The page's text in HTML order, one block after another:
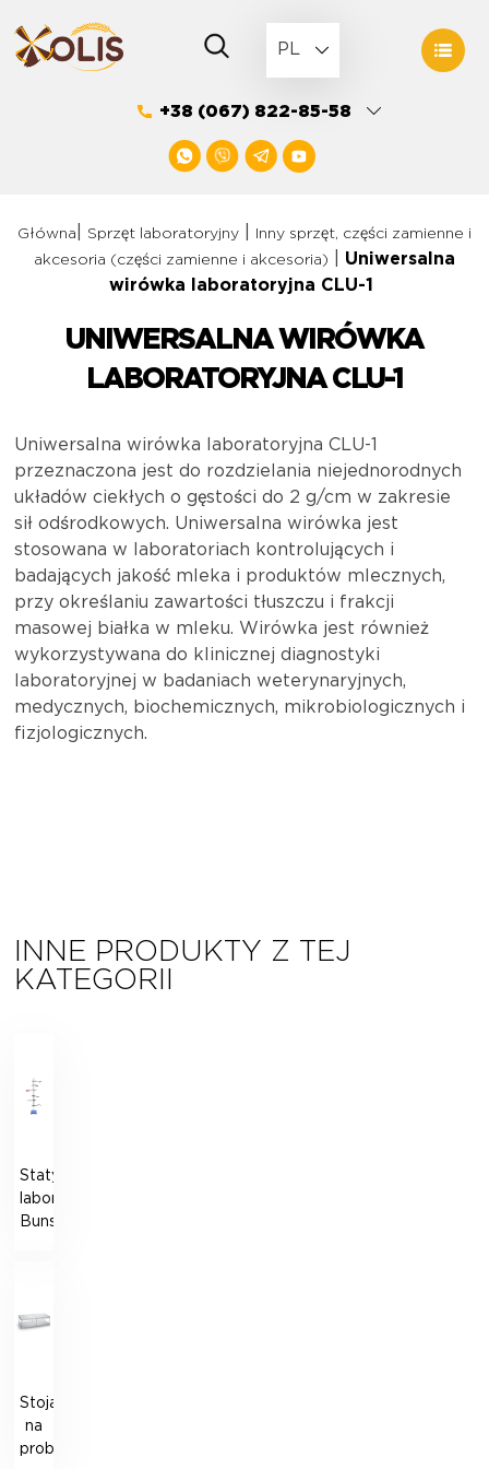
to
content
PL
+38 (067) 822-85-58
Główna Sprzęt laboratoryjny
Inny sprzęt, części zamienne i
akcesoria (części zamienne i akcesoria)
Uniwersalna
wirówka laboratoryjna CLU-1
UNIWERSALNA WIRÓWKA
LABORATORYJNA CLU-1
Uniwersalna wirówka laboratoryjna CLU-1
przeznaczona jest do rozdzielania niejednorodnych
układów ciekłych o gęstości do 2 g/cm w zakresie
sił odśrodkowych. Uniwersalna wirówka jest
stosowana w laboratoriach kontrolujących i
badających jakość mleka i produktów mlecznych,
przy określaniu zawartości tłuszczu i frakcji
masowej białka w mleku. Wirówka jest również
wykorzystywana do klinicznej diagnostyki
laboratoryjnej w badaniach weterynaryjnych,
medycznych, biochemicznych, mikrobiologicznych i
fizjologicznych.
INNE PRODUKTY Z TEJ
KATEGORII
Statyw
laboratoryjny
Bunsena
Stojak
na
probówki